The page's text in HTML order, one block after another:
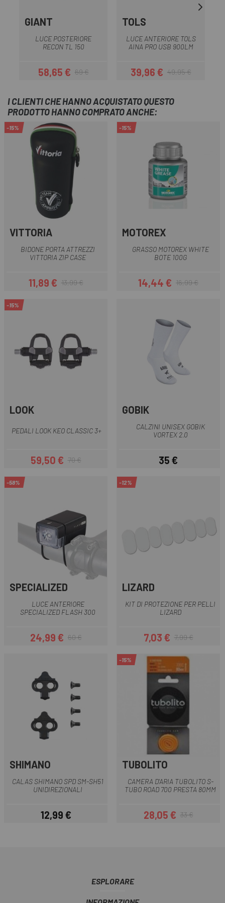
GIANT
LUCE POSTERIORE
RECON TL 150
Prezzo
58,65 €Prezzo base
69 €
TOLS
LUCE ANTERIORE TOLS
AINA PRO USB 900LM
Prezzo
39,96 €Prezzo base
49,95 €
I CLIENTI CHE HANNO ACQUISTATO QUESTO
PRODOTTO HANNO COMPRATO ANCHE:
-15%
VITTORIA
BIDONE PORTA ATTREZZI
VITTORIA ZIP CASE
Prezzo
11,89 €Prezzo base
13,99 €
-15%
MOTOREX
GRASSO MOTOREX WHITE
BOTE 100G
Prezzo
14,44 €Prezzo base
16,99 €
-15%
LOOK
PEDALI LOOK KEO CLASSIC 3+
Prezzo
59,50 €Prezzo base
70 €
GOBIK
CALZINI UNISEX GOBIK
VORTEX 2.0
Prezzo
35 €
-58%
SPECIALIZED
LUCE ANTERIORE
SPECIALIZED FLASH 300
Prezzo
24,99 €Prezzo base
60 €
-12%
LIZARD
KIT DI PROTEZIONE PER PELLI
LIZARD
Prezzo
7,03 €Prezzo base
7,99 €
SHIMANO
CALAS SHIMANO SPD SM-SH51
UNIDIREZIONALI
Prezzo
12,99 €
-15%
TUBOLITO
CAMERA D'ARIA TUBOLITO S-
TUBO ROAD 700 PRESTA 80MM
Prezzo
28,05 €Prezzo base
33 €
ESPLORARE